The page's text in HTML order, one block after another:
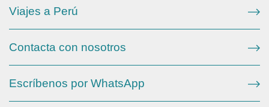
Viajes a Perú
Contacta con nosotros
Escríbenos por WhatsApp